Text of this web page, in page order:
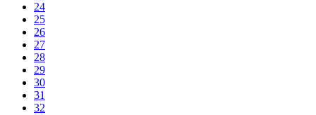
24
25
26
27
28
29
30
31
32